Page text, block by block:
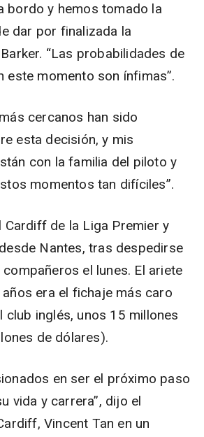
bordo y hemos tomado la
dar por finalizada la
“Las probabilidades de
este momento son ínfimas”.
cercanos han sido
esta decisión, y mis
con la familia del piloto y
momentos tan difíciles”.
Cardiff de la Liga Premier y
Nantes, tras despedirse
el lunes. El ariete
era el fichaje más caro
club inglés, unos 15 millones
de dólares).
en ser el próximo paso
vida y carrera”, dijo el
Vincent Tan en un